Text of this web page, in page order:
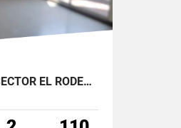
AMPLIO APARTAMENTO SECTOR EL RODEO/LA MOTA